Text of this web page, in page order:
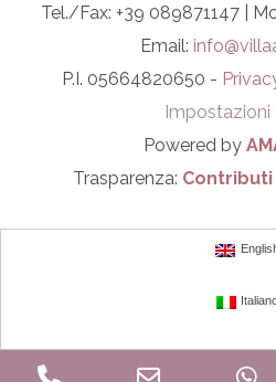
Tel./Fax: +39 089871147 |
Email:
P.I. 05664820650 -
Impostazioni
Powered by
Trasparenza: